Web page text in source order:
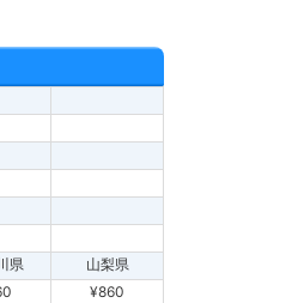
県
山梨県
¥860